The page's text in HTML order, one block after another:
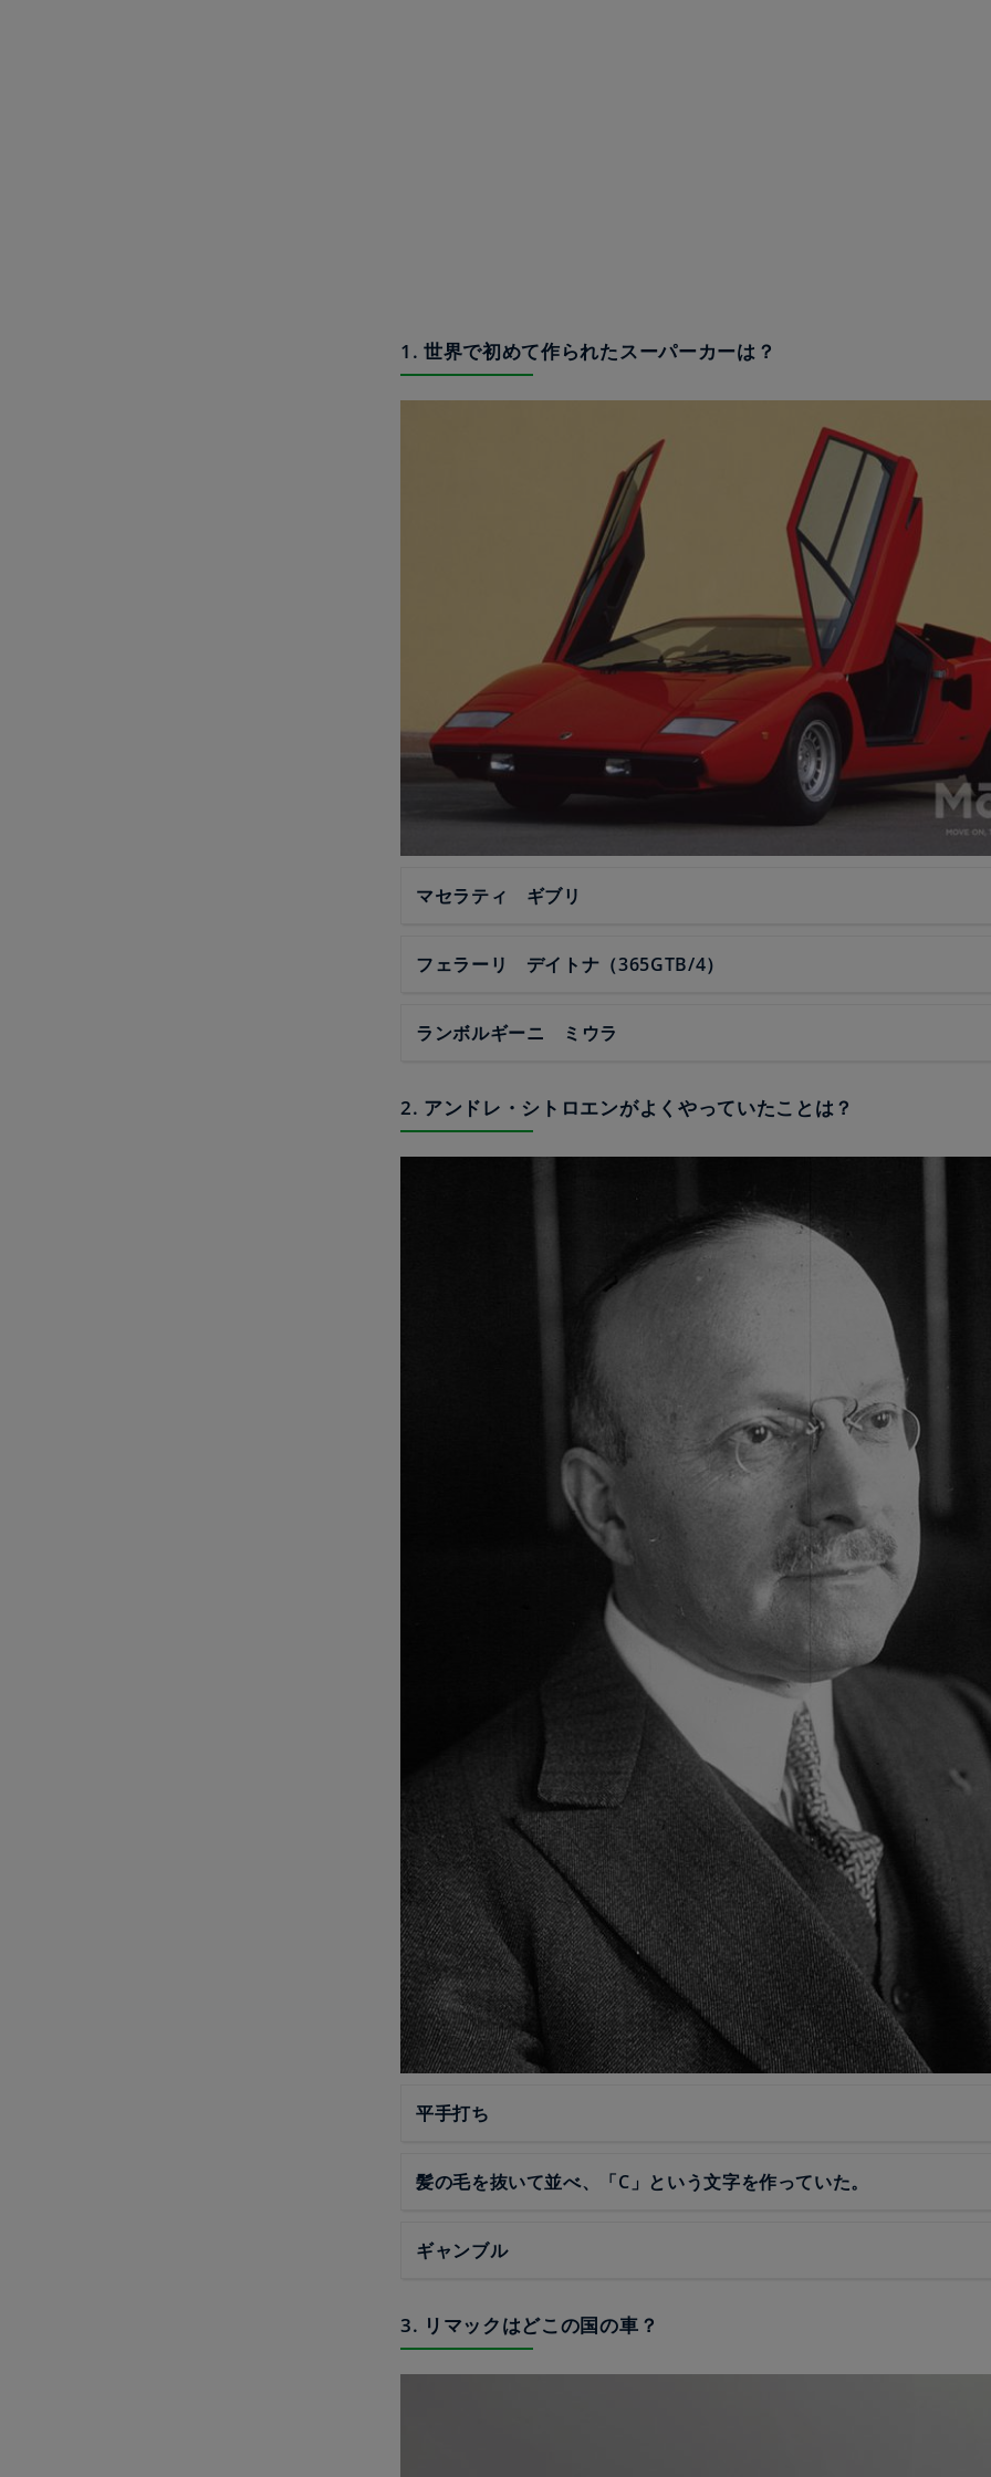
1. 世界で初めて作られたスーパーカーは？
マセラティ ギブリ
フェラーリ デイトナ（365GTB/4）
ランボルギーニ ミウラ
2. アンドレ・シトロエンがよくやっていたことは？
平手打ち
髪の毛を抜いて並べ、「C」という文字を作っていた。
ギャンブル
3. リマックはどこの国の車？